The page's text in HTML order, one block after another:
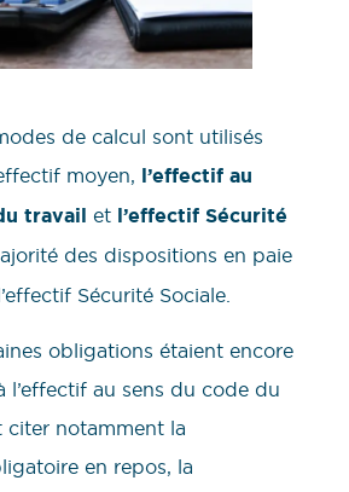
de calcul sont utilisés
moyen, l’effectif au
travail et l’effectif Sécurité
des dispositions en paie
Sécurité Sociale.
obligations étaient encore
l’effectif au sens du code du
citer notamment la
en repos, la